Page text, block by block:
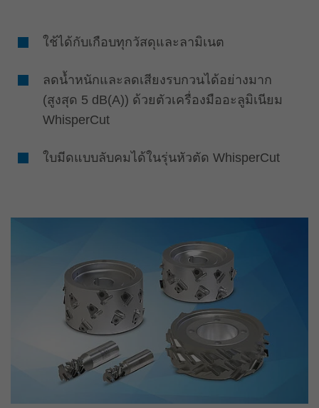
ใช้ได้กับเกือบทุกวัสดุและลามิเนต
ลดน้ำหนักและลดเสียงรบกวนได้อย่างมาก
(สูงสุด 5 dB(A)) ด้วยตัวเครื่องมืออะลูมิเนียม
WhisperCut
ใบมีดแบบลับคมได้ในรุ่นหัวตัด WhisperCut